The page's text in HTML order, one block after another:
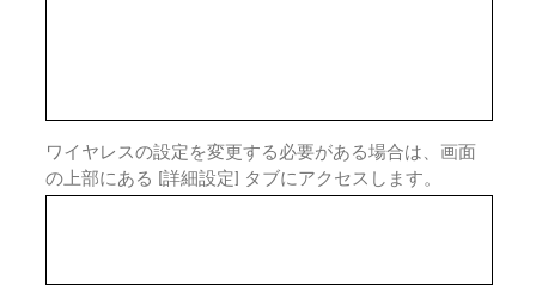
ワイヤレスの設定を変更する必要がある場合は、画面
の上部にある [詳細設定] タブにアクセスします。